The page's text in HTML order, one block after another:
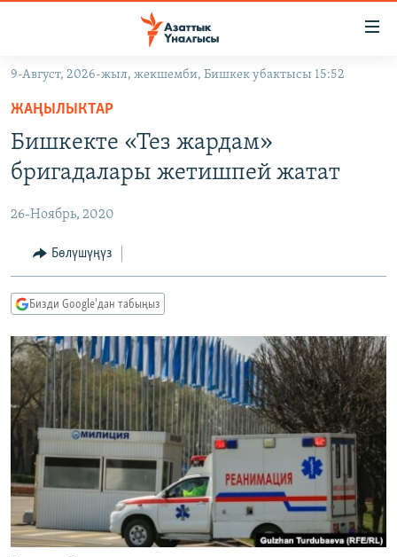
Навигацияга
өтүңүз
Издөөгө
салыңыз
ЭКОНОМИКА
МАДАНИЯТ
ДҮЙНӨ
БОРБОР АЗИЯ
УКРАИНА
АТАЙЫН ИЛИКТӨӨ
ТВ ПРОГРАММАЛАР
ЭКСПЕРТТЕР ТАЛДАЙТ
БИЗ ЖАНА ДҮЙНӨ
ДАНИСТЕ
ЭЖЕ-СИҢДИЛЕР
АЗАТТЫК+
ЫҢГАЙСЫЗ СУРООЛОР
ӨЗГӨЧӨ ПИКИР
Русский
ОНЛАЙН ШЕРИНЕ
ЭЕ/АРнун бардык сайттары
9-Август, 2026-жыл, жекшемби, Бишкек убактысы 15:52
ЖАҢЫЛЫКТАР
Бишкекте «Тез жардам»
бригадалары жетишпей жатат
26-Ноябрь, 2020
Бөлүшүңүз
Бизди Google'дан табыңыз